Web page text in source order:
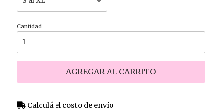
Cantidad
AGREGAR AL CARRITO
Calculá el costo de envío